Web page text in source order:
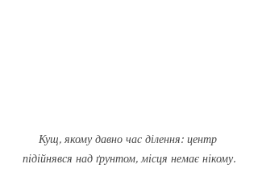
Кущ, якому давно час ділення: центр
підійнявся над ґрунтом, місця немає нікому.